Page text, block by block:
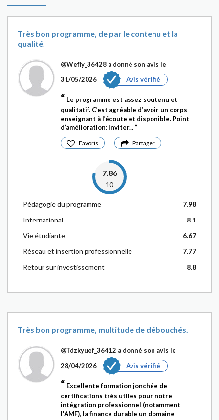
Très bon programme, de par le contenu et la
qualité.
@Wefly_36428 a donné son avis le
31/05/2026
Avis vérifié
Le programme est assez soutenu et
qualitatif. C’est agréable d’avoir un corps
enseignant à l’écoute et disponible. Point
d’amélioration: inviter...
Favoris Partager
7.86
10
Pédagogie du programme
7.98
International
8.1
Vie étudiante
6.67
Réseau et insertion professionnelle
7.77
Retour sur investissement
8.8
Très bon programme, multitude de débouchés.
@Tdzkyuef_36412 a donné son avis le
28/04/2026
Avis vérifié
Excellente formation jonchée de
certifications très utiles pour notre
intégration professionnel (notamment
l'AMF), la finance durable un domaine